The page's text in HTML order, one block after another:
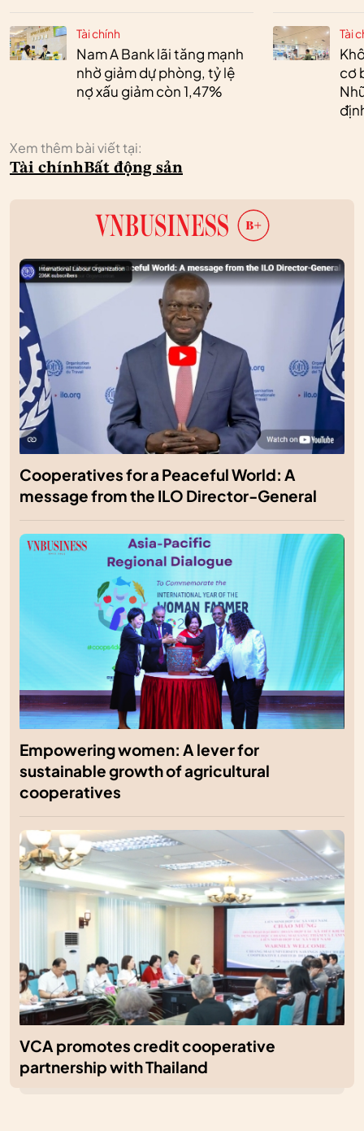
Tài chính
Nam A Bank lãi tăng mạnh
nhờ giảm dự phòng, tỷ lệ
nợ xấu giảm còn 1,47%
Tài
cơ
Xem thêm bài viết tại:
Tài chínhBất động sản
Cooperatives for a Peaceful World: A
message from the ILO Director-General
Empowering women: A lever for
sustainable growth of agricultural
cooperatives
VCA promotes credit cooperative
partnership with Thailand